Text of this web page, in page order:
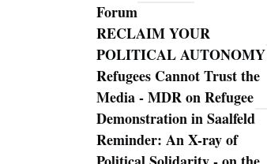
Forum
RECLAIM YOUR
POLITICAL AUTONOMY
Refugees Cannot Trust the
Media - MDR on Refugee
Demonstration in Saalfeld
Reminder: An X-ray of